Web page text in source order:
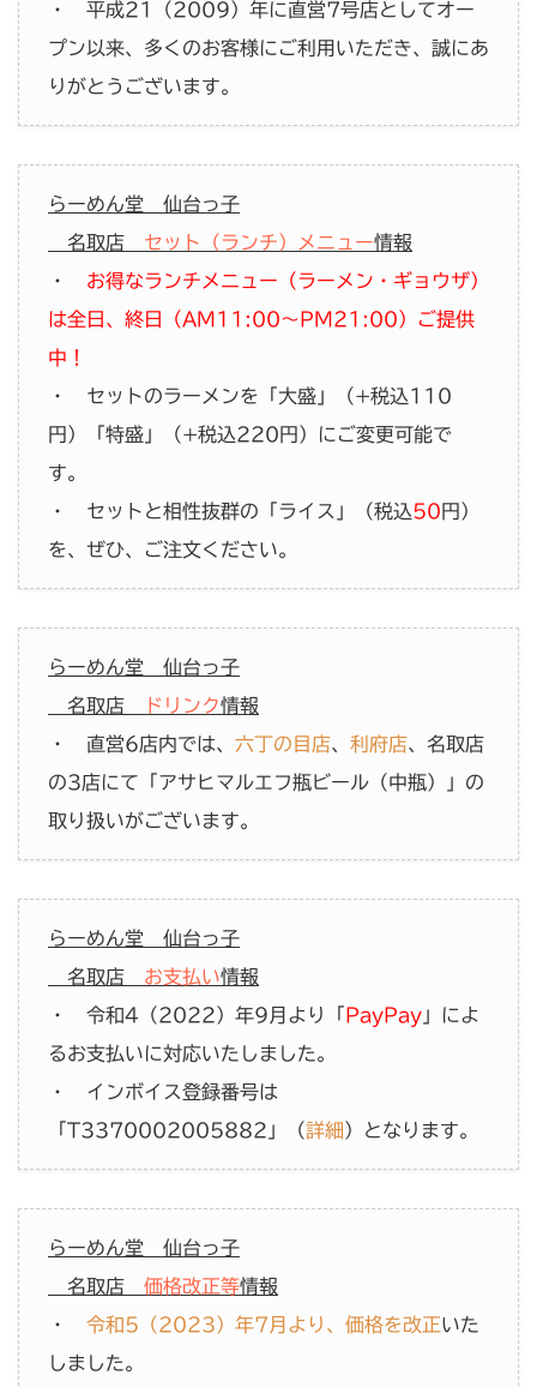
・ 平成21（2009）年に直営7号店としてオー
プン以来、多くのお客様にご利用いただき、誠にあ
りがとうございます。
らーめん堂 仙台っ子
名取店 セット（ランチ）メニュー情報
・ お得なランチメニュー（ラーメン・ギョウザ）
は全日、終日（AM11:00～PM21:00）ご提供
中！
・ セットのラーメンを「大盛」（+税込110
円）「特盛」（+税込220円）にご変更可能で
す。
・ セットと相性抜群の「ライス」（税込50円）
を、ぜひ、ご注文ください。
らーめん堂 仙台っ子
名取店
ドリンク情報
・ 直営6店内では、 六丁の目店、 利府店、名取店
の3店にて「アサヒマルエフ瓶ビール（中瓶）」の
取り扱いがございます。
らーめん堂 仙台っ子
名取店 お支払い情報
・ 令和4（2022）年9月より「 PayPay 」によ
るお支払いに対応いたしました。
・ インボイス登録番号は
「T3370002005882」（詳細 ）となります。
らーめん堂 仙台っ子
名取店 価格改正等情報
・ 令和5（2023）年7月より、価格を改正いた
しました。